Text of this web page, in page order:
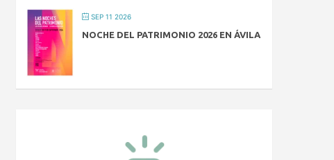
SEP 11 2026
NOCHE DEL PATRIMONIO 2026 EN ÁVILA